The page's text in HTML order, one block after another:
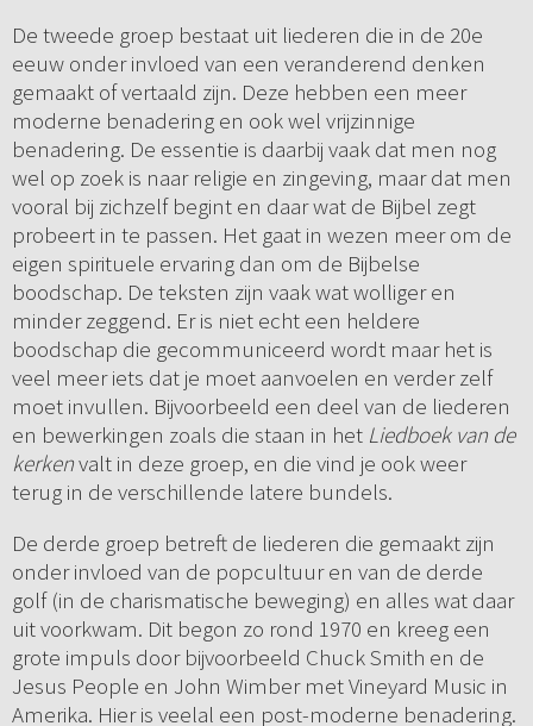
De tweede groep bestaat uit liederen die in de 20e
eeuw onder invloed van een veranderend denken
gemaakt of vertaald zijn. Deze hebben een meer
moderne benadering en ook wel vrijzinnige
benadering. De essentie is daarbij vaak dat men nog
wel op zoek is naar religie en zingeving, maar dat men
vooral bij zichzelf begint en daar wat de Bijbel zegt
probeert in te passen. Het gaat in wezen meer om de
eigen spirituele ervaring dan om de Bijbelse
boodschap. De teksten zijn vaak wat wolliger en
minder zeggend. Er is niet echt een heldere
boodschap die gecommuniceerd wordt maar het is
veel meer iets dat je moet aanvoelen en verder zelf
moet invullen. Bijvoorbeeld een deel van de liederen
en bewerkingen zoals die staan in het Liedboek van de
kerkenvalt in deze groep, en die vind je ook weer
terug in de verschillende latere bundels.
De derde groep betreft de liederen die gemaakt zijn
onder invloed van de popcultuur en van de derde
golf (in de charismatische beweging) en alles wat daar
uit voorkwam. Dit begon zo rond 1970 en kreeg een
grote impuls door bijvoorbeeld Chuck Smith en de
Jesus People en John Wimber met Vineyard Music in
Amerika. Hier is veelal een post-moderne benadering.